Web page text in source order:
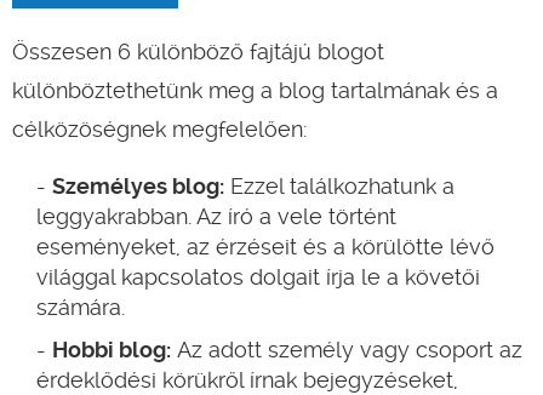
Összesen 6 különböző fajtájú blogot
különböztethetünk meg a blog tartalmának és a
célközöségnek megfelelően:
Személyes blog: Ezzel találkozhatunk a
leggyakrabban. Az író a vele történt
eseményeket, az érzéseit és a körülötte lévő
világgal kapcsolatos dolgait írja le a követői
számára.
Hobbi blog: Az adott személy vagy csoport az
érdeklődési körükről írnak bejegyzéseket,